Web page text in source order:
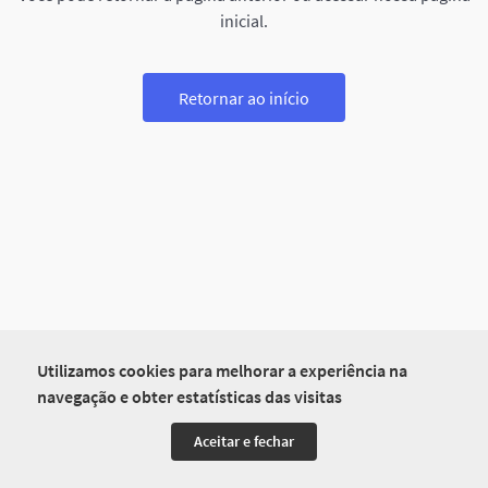
Utilizamos cookies para melhorar a experiência na
navegação e obter estatísticas das visitas
Aceitar e fechar
inicial.
Retornar ao início